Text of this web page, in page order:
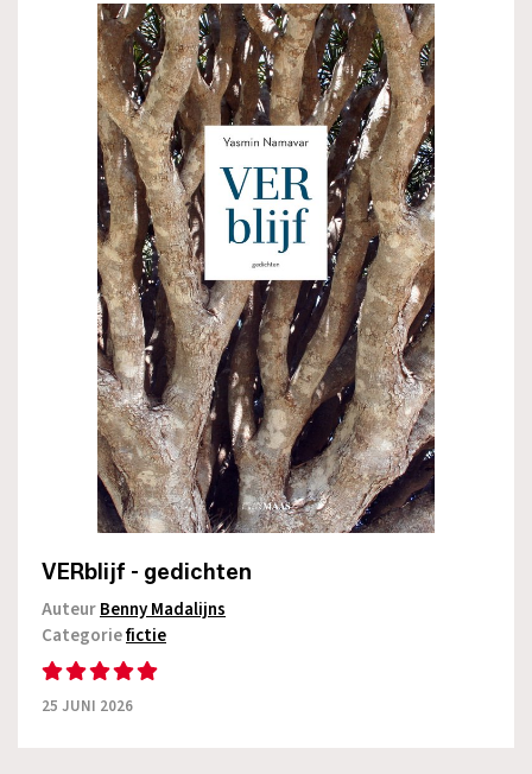
VERblijf - gedichten
AuteurBenny Madalijns
Categoriefictie
25 JUNI 2026